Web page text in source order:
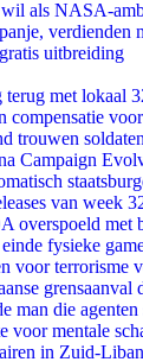
als NASA-
verdienden
uitbreiding
met lokaal
compensatie
trouwen
Campaign
van week
overspoeld met
fysieke
voor terrorisme
man die agenten
voor mentale
in Zuid-